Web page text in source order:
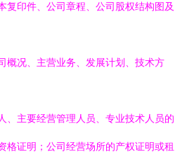
复印件、公司章程、公司股权结构图及
概况、主营业务、发展计划、技术方
、主要经营管理人员、专业技术人员的
格证明；公司经营场所的产权证明或租